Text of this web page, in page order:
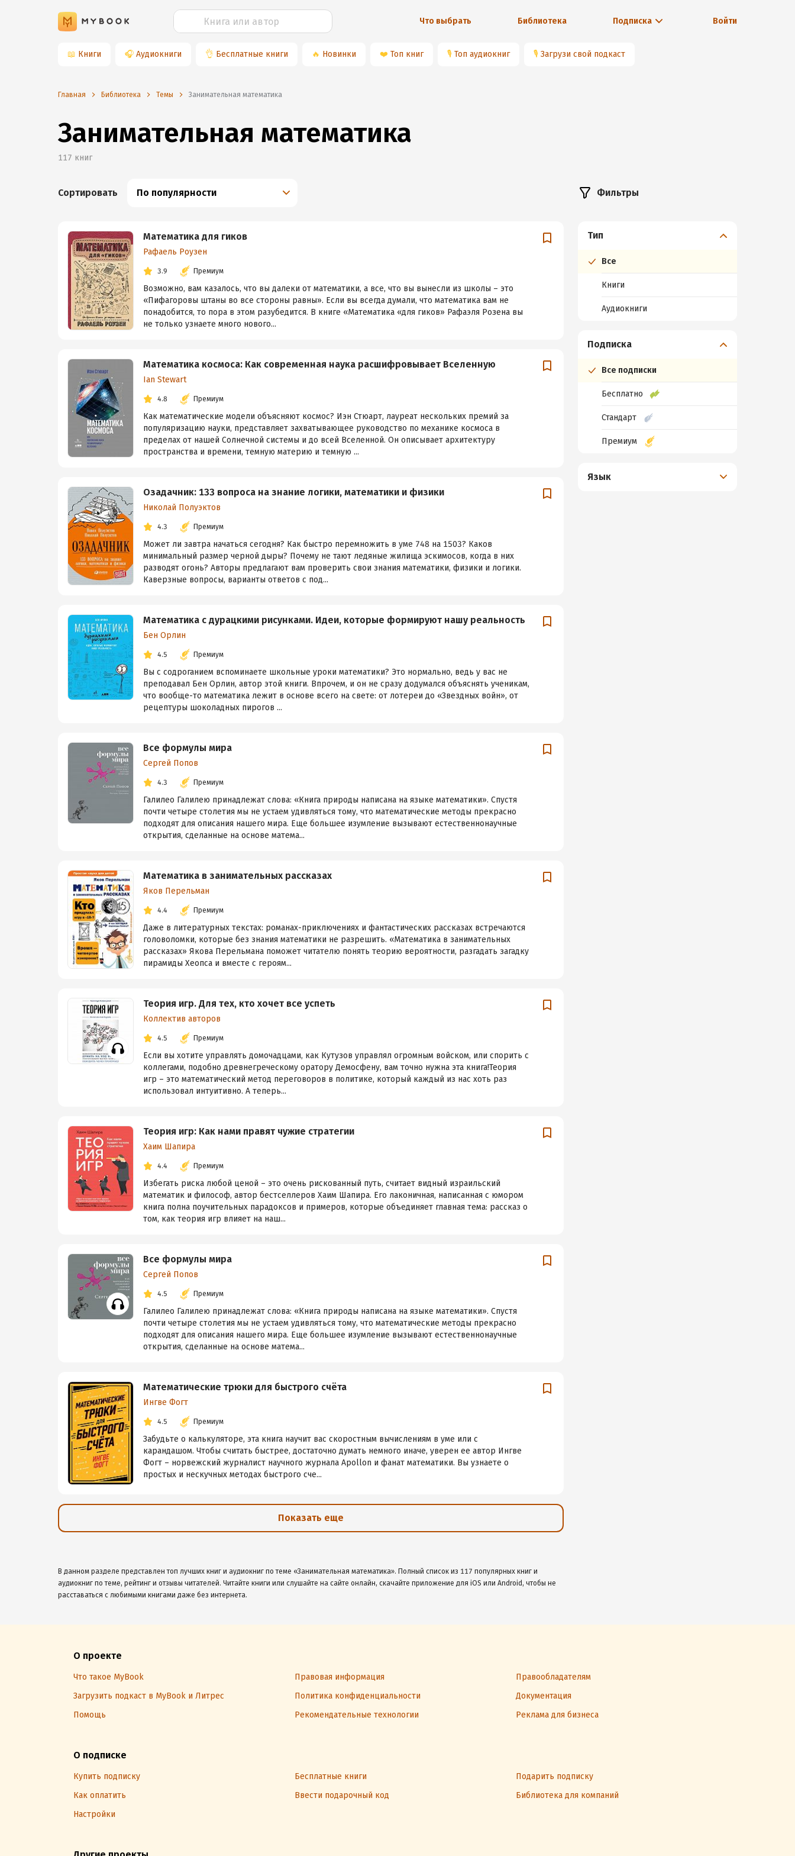
Что выбрать Библиотека Подписка Войти
📖 Книги 🎧 Аудиокниги 👌 Бесплатные книги 🔥 Новинки ❤️ Топ книг 🎙 Топ аудиокниг 🎙 Загрузи свой подкаст
Главная Библиотека Темы занимательная математика
Занимательная математика
117 книг
Сортировать По популярности
Математика для гиков
Рафаель Роузен
3.9 Премиум
Возможно, вам казалось, что вы далеки от математики, а все, что вы вынесли из школы – это
«Пифагоровы штаны во все стороны равны». Если вы всегда думали, что математика вам не
понадобится, то пора в этом разубедится. В книге «Математика «для гиков» Рафаэля Розена вы
не только узнаете много нового...
Математика космоса: Как современная наука расшифровывает Вселенную
Ian Stewart
4.8 Премиум
Как математические модели объясняют космос? Иэн Стюарт, лауреат нескольких премий за
популяризацию науки, представляет захватывающее руководство по механике космоса в
пределах от нашей Солнечной системы и до всей Вселенной. Он описывает архитектуру
пространства и времени, темную материю и темную ...
Озадачник: 133 вопроса на знание логики, математики и физики
Николай Полуэктов
4.3 Премиум
Может ли завтра начаться сегодня? Как быстро перемножить в уме 748 на 1503? Каков
минимальный размер черной дыры? Почему не тают ледяные жилища эскимосов, когда в них
разводят огонь? Авторы предлагают вам проверить свои знания математики, физики и логики.
Каверзные вопросы, варианты ответов с под...
Математика с дурацкими рисунками. Идеи, которые формируют нашу реальность
Бен Орлин
4.5 Премиум
Вы с содроганием вспоминаете школьные уроки математики? Это нормально, ведь у вас не
преподавал Бен Орлин, автор этой книги. Впрочем, и он не сразу додумался объяснять ученикам,
что вообще-то математика лежит в основе всего на свете: от лотереи до «Звездных войн», от
рецептуры шоколадных пирогов ...
Все формулы мира
Сергей Попов
4.3 Премиум
Галилео Галилею принадлежат слова: «Книга природы написана на языке математики». Спустя
почти четыре столетия мы не устаем удивляться тому, что математические методы прекрасно
подходят для описания нашего мира. Еще большее изумление вызывают естественнонаучные
открытия, сделанные на основе матема...
Математика в занимательных рассказах
Яков Перельман
4.4 Премиум
Даже в литературных текстах: романах-приключениях и фантастических рассказах встречаются
головоломки, которые без знания математики не разрешить. «Математика в занимательных
рассказах» Якова Перельмана поможет читателю понять теорию вероятности, разгадать загадку
пирамиды Хеопса и вместе с героям...
Теория игр. Для тех, кто хочет все успеть
Коллектив авторов
4.5 Премиум
Если вы хотите управлять домочадцами, как Кутузов управлял огромным войском, или спорить с
коллегами, подобно древнегреческому оратору Демосфену, вам точно нужна эта книга!Теория
игр – это математический метод переговоров в политике, который каждый из нас хоть раз
использовал интуитивно. А теперь...
Теория игр: Как нами правят чужие стратегии
Хаим Шапира
4.4 Премиум
Избегать риска любой ценой – это очень рискованный путь, считает видный израильский
математик и философ, автор бестселлеров Хаим Шапира. Его лаконичная, написанная с юмором
книга полна поучительных парадоксов и примеров, которые объединяет главная тема: рассказ о
том, как теория игр влияет на наш...
Все формулы мира
Сергей Попов
4.5 Премиум
Галилео Галилею принадлежат слова: «Книга природы написана на языке математики». Спустя
почти четыре столетия мы не устаем удивляться тому, что математические методы прекрасно
подходят для описания нашего мира. Еще большее изумление вызывают естественнонаучные
открытия, сделанные на основе матема...
Математические трюки для быстрого счёта
Ингве Фогт
4.5 Премиум
Забудьте о калькуляторе, эта книга научит вас скоростным вычислениям в уме или с
карандашом. Чтобы считать быстрее, достаточно думать немного иначе, уверен ее автор Ингве
Фогт – норвежский журналист научного журнала Apollon и фанат математики. Вы узнаете о
простых и нескучных методах быстрого сче...
Показать еще
Фильтры
Тип
Все
Книги
Аудиокниги
Подписка
Все подписки
Бесплатно
Стандарт
Премиум
Язык
В данном разделе представлен топ лучших книг и аудиокниг по теме «Занимательная математика». Полный список из 117 популярных книг и
аудиокниг по теме, рейтинг и отзывы читателей. Читайте книги или слушайте на сайте онлайн, скачайте приложение для iOS или Android, чтобы не
расставаться с любимыми книгами даже без интернета.
О проекте
Что такое MyBook Правовая информация
Правообладателям
Загрузить подкаст в MyBook и Литрес
Политика конфиденциальности
Документация
Помощь
Рекомендательные технологии Реклама для бизнеса
О подписке
Купить подписку Бесплатные книги
Подарить подписку
Как оплатить
Ввести подарочный код
Библиотека для компаний
Настройки